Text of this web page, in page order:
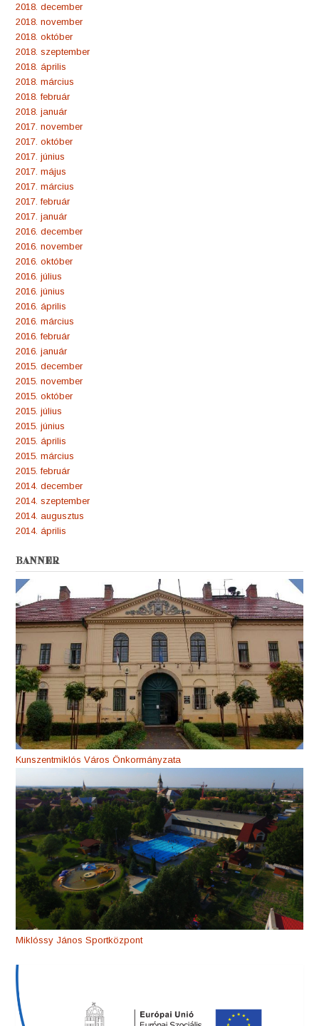
2018. december
2018. november
2018. október
2018. szeptember
2018. április
2018. március
2018. február
2018. január
2017. november
2017. október
2017. június
2017. május
2017. március
2017. február
2017. január
2016. december
2016. november
2016. október
2016. július
2016. június
2016. április
2016. március
2016. február
2016. január
2015. december
2015. november
2015. október
2015. július
2015. június
2015. április
2015. március
2015. február
2014. december
2014. szeptember
2014. augusztus
2014. április
BANNER
Kunszentmiklós Város Önkormányzata
Miklóssy János Sportközpont